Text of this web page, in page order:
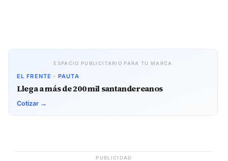
ESPACIO PUBLICITARIO PARA TU MARCA
EL FRENTE · PAUTA
Llega a más de 200 mil santandereanos
Cotizar →
PUBLICIDAD